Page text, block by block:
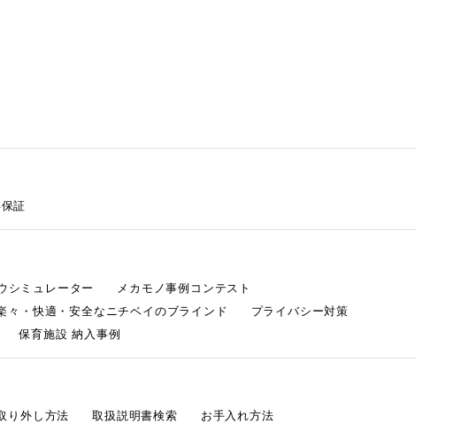
証
シミュレーター
メカモノ事例コンテスト
々・快適・安全なニチベイのブラインド
プライバシー対策
保育施設 納入事例
り外し方法 取扱説明書検索
お手入れ方法